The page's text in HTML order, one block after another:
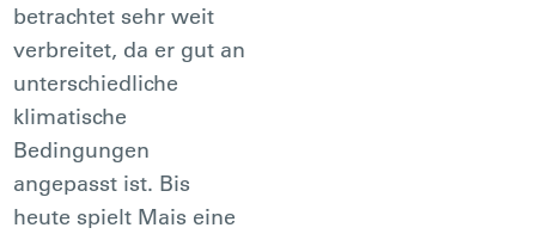
betrachtet sehr weit
verbreitet, da er gut an
unterschiedliche
klimatische
Bedingungen
angepasst ist. Bis
heute spielt Mais eine